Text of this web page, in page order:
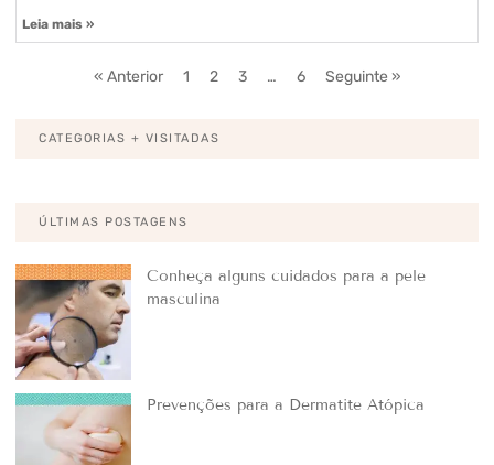
Leia mais »
« Anterior 1 2 3 … 6 Seguinte »
CATEGORIAS + VISITADAS
ÚLTIMAS POSTAGENS
Conheça alguns cuidados para a pele
masculina
Prevenções para a Dermatite Atópica